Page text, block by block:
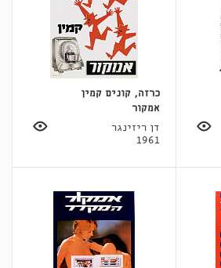
כרזה, קונים קמין
אמקור
דן ריזינגר
1961